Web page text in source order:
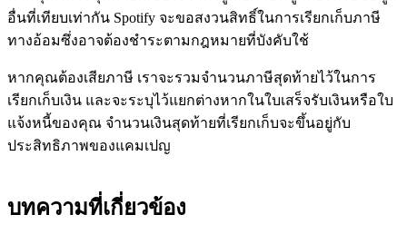
อื่นที่เทียบเท่ากัน Spotify จะขอสงวนสิทธิ์ในการเรียกเก็บภาษี
ทางอ้อมซึ่งอาจต้องชำระตามกฎหมายที่บังคับใช้
หากคุณต้องเสียภาษี เราจะรวมจำนวนภาษีสุดท้ายไว้ในการ
เรียกเก็บเงิน และจะระบุไว้แยกต่างหากในใบเสร็จรับเงินหรือใบ
แจ้งหนี้ของคุณ จำนวนเงินสุดท้ายที่เรียกเก็บจะขึ้นอยู่กับ
ประสิทธิภาพของแคมเปญ
บทความที่เกี่ยวข้อง